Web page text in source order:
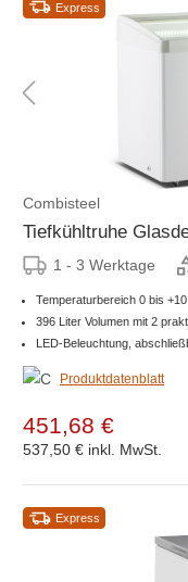
Express
Combisteel
Tiefkühltruhe
1 - 3 Werktage
Temperaturbereich 0 bis
396 Liter Volumen mit 2
LED-Beleuchtung,
Produktdatenblatt
451,68 €
537,50 € inkl. MwSt.
Express